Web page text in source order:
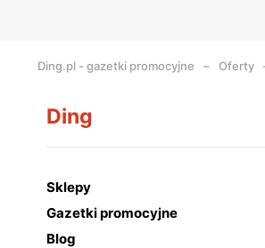
Ding.pl - gazetki promocyjne Oferty
Ding
Sklepy
Gazetki promocyjne
Blog